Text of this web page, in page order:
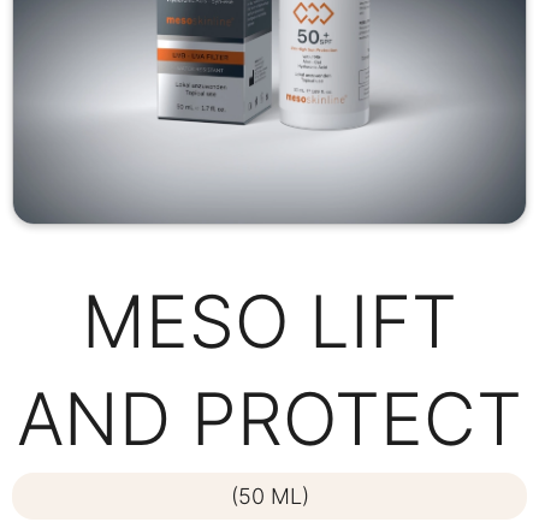
MESO LIFT
AND PROTECT
(50 ML)